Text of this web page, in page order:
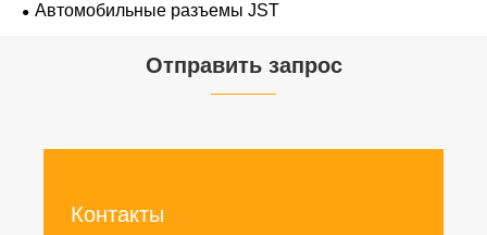
Автомобильные разъемы JST
Отправить запрос
Контакты